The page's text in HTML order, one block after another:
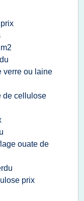
verre ou laine
de cellulose
ouate de
prix